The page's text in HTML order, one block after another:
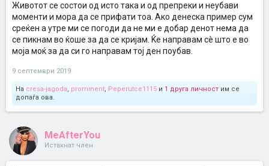
Животот се состои од исто така и од препреки и неубави
моменти и мора да се прифати тоа. Ако денеска пример сум
среќен а утре ми се погоди да не ми е добар денот нема да
се пикнам во ќоше за да се кријам. Ќе направам сè што е во
моја моќ за да си го направам тој ден поубав.
9 септември 2019
На cresa-jagoda, prominent, Peperutce1115 и 1 друга личност им се
допаѓа ова.
MeAfterYou
Истакнат член